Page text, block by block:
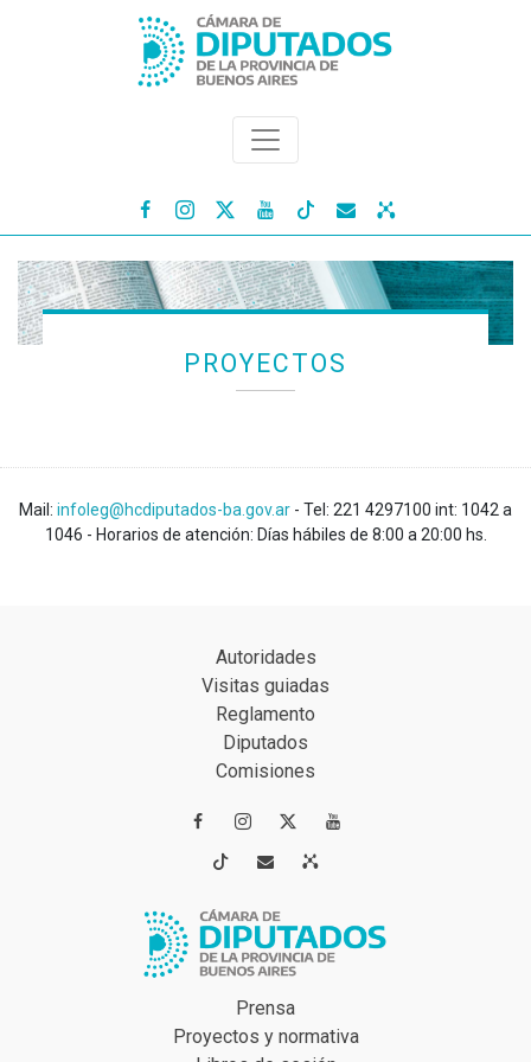
   
PROYECTOS
Mail: infoleg@hcdiputados-ba.gov.ar - Tel: 221 4297100 int: 1042 a
1046 - Horarios de atención: Días hábiles de 8:00 a 20:00 hs.
Autoridades
Visitas guiadas
Reglamento
Diputados
Comisiones
 
 
Prensa
Proyectos y normativa